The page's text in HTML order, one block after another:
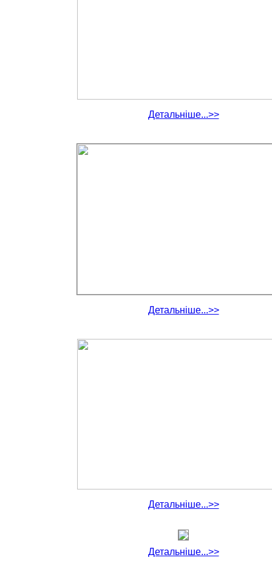
Детальніше...>>
Детальніше...>>
Детальніше...>>
Детальніше...>>